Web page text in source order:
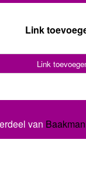
Link
Link
van